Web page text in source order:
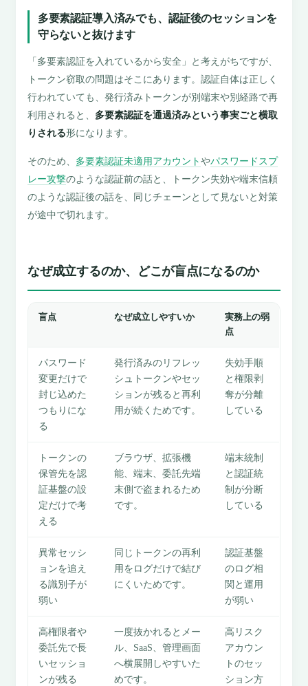
多要素認証導入済みでも、認証後のセッションを
守らないと抜けます
「多要素認証を入れているから安全」と考えがちですが、
トークン窃取の問題はそこにあります。認証自体は正しく
行われていても、発行済みトークンが別端末や別経路で再
利用されると、 多要素認証を通過済みという事実ごと横取
りされる形になります。
そのため、 多要素認証未適用アカウントやパスワードスプ
レー攻撃のような認証前の話と、トークン失効や端末信頼
のような認証後の話を、同じチェーンとして見ないと対策
が途中で切れます。
なぜ成立するのか、どこが盲点になるのか
盲点 なぜ成立しやすいか
実務上の弱
点
パスワード
変更だけで
封じ込めた
つもりにな
る
発行済みのリフレッ
シュトークンやセッ
ションが残ると再利
用が続くためです。
失効手順
と権限剥
奪が分離
している
トークンの
保管先を認
証基盤の設
定だけで考
える
ブラウザ、拡張機
能、端末、委託先端
末側で盗まれるため
です。
端末統制
と認証統
制が分断
している
異常セッシ
ョンを追え
る識別子が
弱い
同じトークンの再利
用をログだけで結び
にくいためです。
認証基盤
のログ相
関と運用
が弱い
高権限者や
委託先で長
いセッショ
ンが残る
一度抜かれるとメー
ル、SaaS、管理画面
へ横展開しやすいた
めです。
高リスク
アカウン
トのセッ
ション方